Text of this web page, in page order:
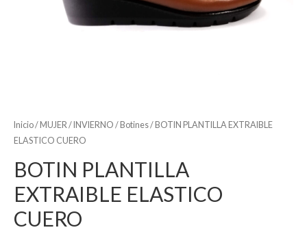
Inicio/ MUJER / INVIERNO / Botines/ BOTIN PLANTILLA EXTRAIBLE
ELASTICO CUERO
BOTIN PLANTILLA
EXTRAIBLE ELASTICO
CUERO